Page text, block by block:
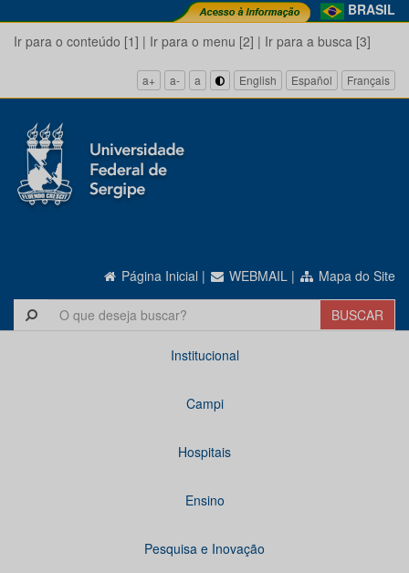
BRASIL
Ir para o conteúdo [1] | Ir para o menu [2] | Ir para a busca [3]
a+ a- a English Español Français
Página Inicial | WEBMAIL | Mapa do Site
Institucional
Campi
Hospitais
Ensino
Pesquisa e Inovação